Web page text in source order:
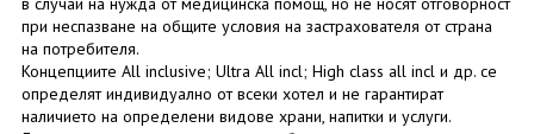
при неспазване на общите условия на застрахователя от страна
на потребителя.
Концепциите All inclusive; Ultra All incl; High class all incl и др. се
определят индивидуално от всеки хотел и не гарантират
наличието на определени видове храни, напитки и услуги.